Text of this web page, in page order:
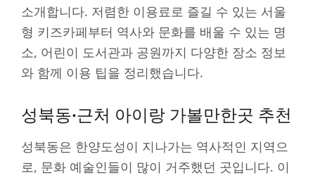
소개합니다. 저렴한 이용료로 즐길 수 있는 서울
형 키즈카페부터 역사와 문화를 배울 수 있는 명
소, 어린이 도서관과 공원까지 다양한 장소 정보
와 함께 이용 팁을 정리했습니다.
성북동·근처 아이랑 가볼만한곳 추천
성북동은 한양도성이 지나가는 역사적인 지역으
로, 문화 예술인들이 많이 거주했던 곳입니다. 이